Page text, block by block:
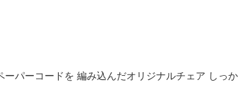
パーコードを 編み込んだオリジナルチェア しっ